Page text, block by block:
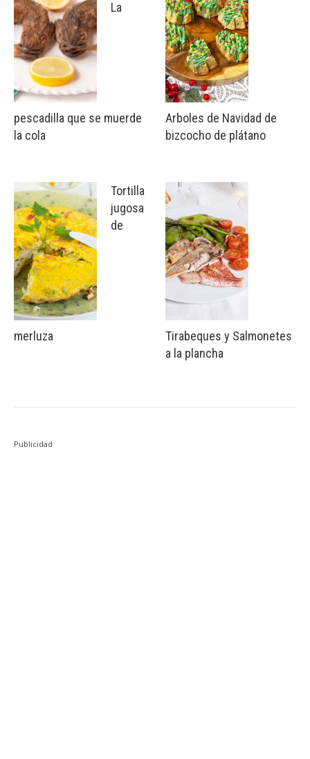
La
pescadilla que se muerde
la cola
Tortilla
jugosa
de
merluza
Arboles de Navidad de
bizcocho de plátano
Tirabeques y Salmonetes
a la plancha
Publicidad